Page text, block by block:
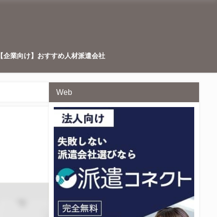
企業向け】おすすめ人材派遣会社
Web